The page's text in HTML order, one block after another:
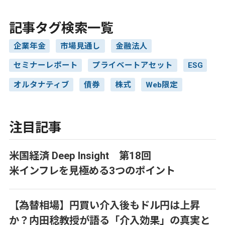
記事タグ検索一覧
企業年金 市場見通し 金融法人
セミナーレポート プライベートアセット ESG
オルタナティブ 債券 株式 Web限定
注目記事
米国経済 Deep Insight 第18回
米インフレを見極める3つのポイント
【為替相場】円買い介入後もドル円は上昇
か？内田稔教授が語る「介入効果」の真実と